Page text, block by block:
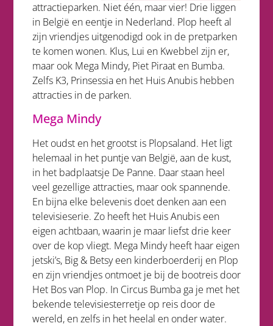
attractieparken. Niet één, maar vier! Drie liggen
in België en eentje in Nederland. Plop heeft al
zijn vriendjes uitgenodigd ook in de pretparken
te komen wonen. Klus, Lui en Kwebbel zijn er,
maar ook Mega Mindy, Piet Piraat en Bumba.
Zelfs K3, Prinsessia en het Huis Anubis hebben
attracties in de parken.
Mega Mindy
Het oudst en het grootst is Plopsaland. Het ligt
helemaal in het puntje van België, aan de kust,
in het badplaatsje De Panne. Daar staan heel
veel gezellige attracties, maar ook spannende.
En bijna elke belevenis doet denken aan een
televisieserie. Zo heeft het Huis Anubis een
eigen achtbaan, waarin je maar liefst drie keer
over de kop vliegt. Mega Mindy heeft haar eigen
jetski’s, Big & Betsy een kinderboerderij en Plop
en zijn vriendjes ontmoet je bij de bootreis door
Het Bos van Plop. In Circus Bumba ga je met het
bekende televisiesterretje op reis door de
wereld, en zelfs in het heelal en onder water.